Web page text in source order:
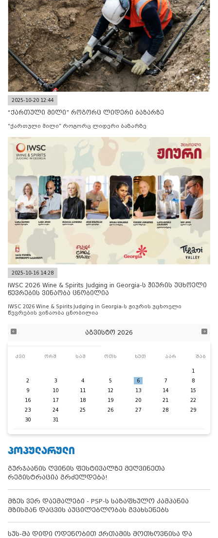
2025-10-20 12:44
“ქართული მილი” როგორც ლიდერი ბაზარზე
“ქართული მილი” როგორც ლიდერი ბაზარზე
2025-10-16 14:28
IWSC 2026 Wine & Spirits Judging in Georgia-ს ჟიურის უცხოელი
წევრების ვინაობა ცნობილია
IWSC 2026 Wine & Spirits Judging in Georgia-ს ჟიურის უცხოელი
წევრების ვინაობა ცნობილია
აგვისტო 2026
კვი ორშ სამ ოთხ ხუთ პარ შაბ
1
2
3 4 5 6 7
8
9
10 11 12 13 14
15
16
17 18 19 20 21
22
23
24 25 26 27 28
29
30
31
ᲞᲝᲞᲣᲚᲐᲠᲣᲚᲘ
გურჯაანის ღვინის ფესტივალზე მეღვინეთა
რეგისტრაცია გრძელდება!
მზეს ვერ დაემალები - PSP-ს საზაფხულო კამპანია
მზისგან დაცვის აუცილებლობას გვახსენებს
სუს-მა დიდი ოდენობით ქრთამის მოთხოვნისა და